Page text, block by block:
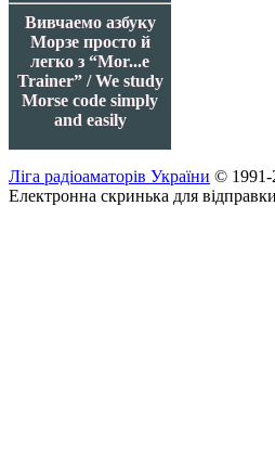
Вивчаемо азбуку
Морзе просто й
легко з “Mor...e
Trainer” / We study
Morse code simply
and easily
Ліга радіоаматорів України © 1991-
Електронна скринька для